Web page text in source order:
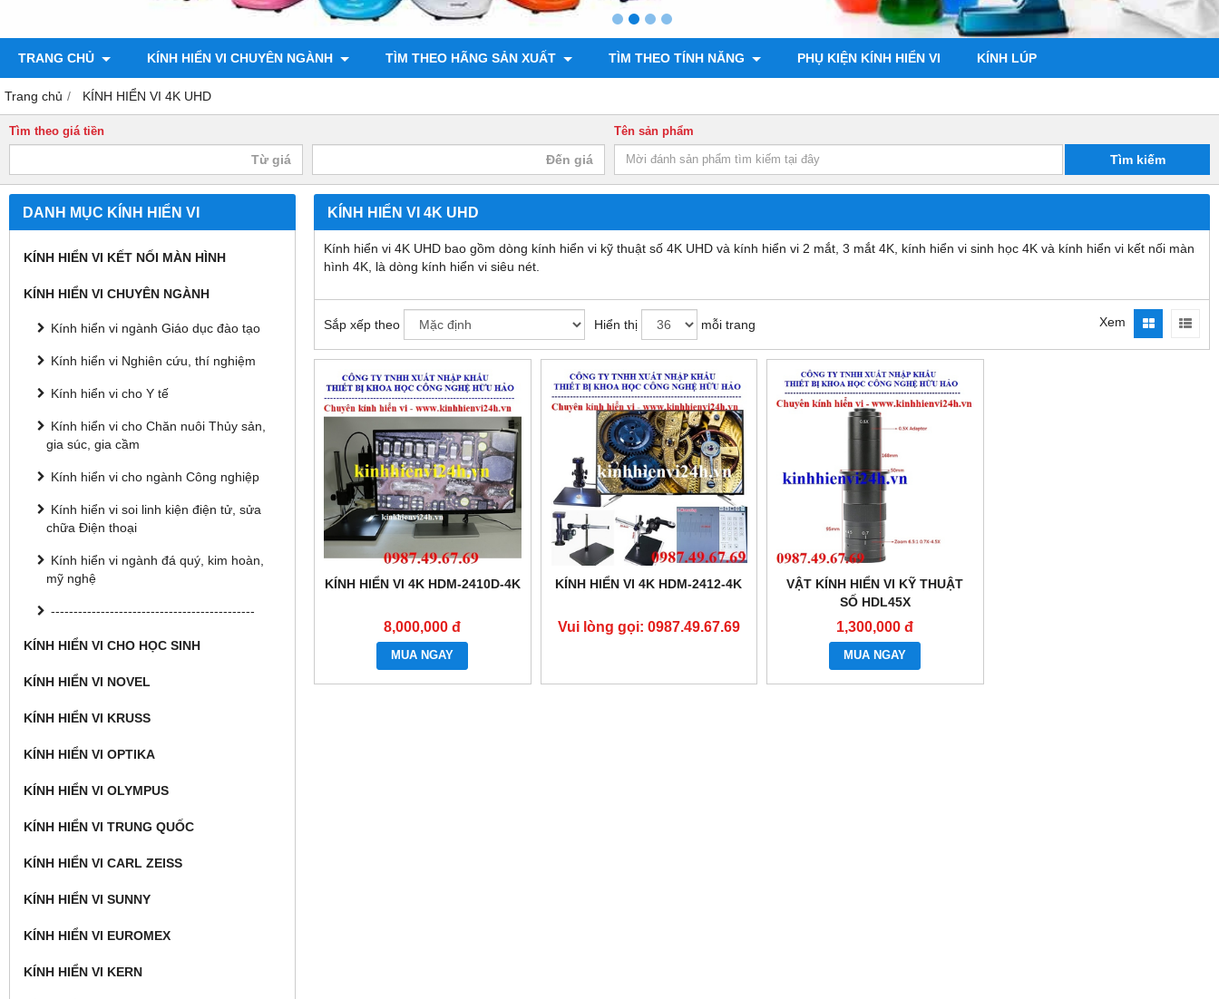
TRANG CHỦ KÍNH HIỂN VI CHUYÊN NGÀNH TÌM THEO HÃNG SẢN XUẤT TÌM THEO TÍNH NĂNG PHỤ KIỆN KÍNH HIỂN VI KÍNH LÚP
Trang chủ KÍNH HIỂN VI 4K UHD
Tìm theo giá tiền Tên sản phẩm
Tìm kiếm
DANH MỤC KÍNH HIỂN VI
KÍNH HIỂN VI KẾT NỐI MÀN HÌNH
KÍNH HIỂN VI CHUYÊN NGÀNH
Kính hiển vi ngành Giáo dục đào tạo
Kính hiển vi Nghiên cứu, thí nghiệm
Kính hiển vi cho Y tế
Kính hiển vi cho Chăn nuôi Thủy sản,
gia súc, gia cầm
Kính hiển vi cho ngành Công nghiệp
Kính hiển vi soi linh kiện điện tử, sửa
chữa Điện thoại
Kính hiển vi ngành đá quý, kim hoàn,
mỹ nghệ
---------------------------------------------
KÍNH HIỂN VI CHO HỌC SINH
KÍNH HIỂN VI NOVEL
KÍNH HIỂN VI KRUSS
KÍNH HIỂN VI OPTIKA
KÍNH HIỂN VI OLYMPUS
KÍNH HIỂN VI TRUNG QUỐC
KÍNH HIỂN VI CARL ZEISS
KÍNH HIỂN VI SUNNY
KÍNH HIỂN VI EUROMEX
KÍNH HIỂN VI KERN
KÍNH HIỂN VI 4K UHD
Kính hiển vi 4K UHD bao gồm dòng kính hiển vi kỹ thuật số 4K UHD và kính hiển vi 2 mắt, 3 mắt 4K, kính hiển vi sinh học 4K và kính hiển vi kết nối màn
hình 4K, là dòng kính hiển vi siêu nét.
Sắp xếp theo Hiển thị mỗi trang Xem
KÍNH HIỂN VI 4K HDM-2410D-4K
8,000,000 đ
MUA NGAY
KÍNH HIỂN VI 4K HDM-2412-4K
Vui lòng gọi: 0987.49.67.69
VẬT KÍNH HIỂN VI KỸ THUẬT
SỐ HDL45X
1,300,000 đ
MUA NGAY